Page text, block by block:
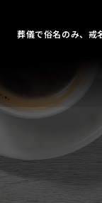
葬儀で俗名のみ、戒